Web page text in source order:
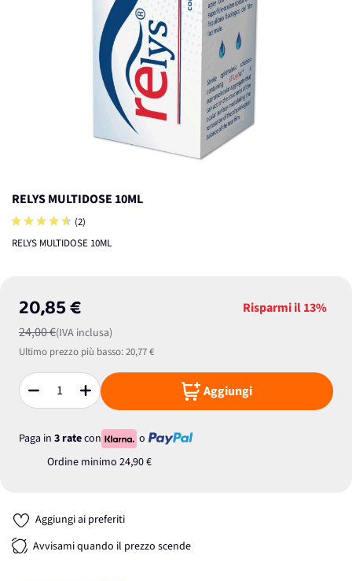
RELYS MULTIDOSE 10ML
(2)
RELYS MULTIDOSE 10ML
20,85 €
24,00 €(IVA inclusa)
Risparmi il13%
Ultimo prezzo più basso:20,77 €
Quantità Aggiungi
Paga in 3 ratecon
o
Ordine minimo 24,90 €
Aggiungi ai preferiti
Avvisami quando il prezzo scende